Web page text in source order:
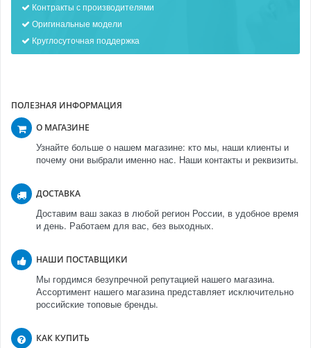
Контракты с производителями
Оригинальные модели
Круглосуточная поддержка
ПОЛЕЗНАЯ ИНФОРМАЦИЯ
О МАГАЗИНЕ
Узнайте больше о нашем магазине: кто мы, наши клиенты и
почему они выбрали именно нас. Наши контакты и реквизиты.
ДОСТАВКА
Доставим ваш заказ в любой регион России, в удобное время
и день. Работаем для вас, без выходных.
НАШИ ПОСТАВЩИКИ
Мы гордимся безупречной репутацией нашего магазина.
Ассортимент нашего магазина представляет исключительно
российские топовые бренды.
КАК КУПИТЬ